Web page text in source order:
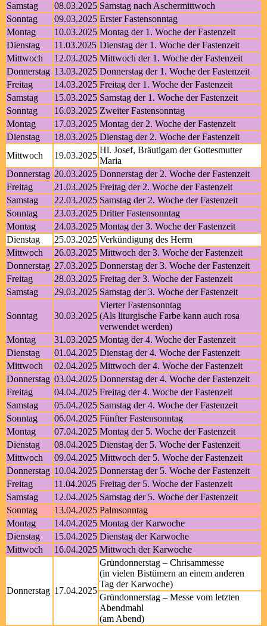
Samstag
08.03.2025 Samstag nach Aschermittwoch
Sonntag
09.03.2025 Erster Fastensonntag
Montag
10.03.2025 Montag der 1. Woche der Fastenzeit
Dienstag
11.03.2025 Dienstag der 1. Woche der Fastenzeit
Mittwoch
12.03.2025 Mittwoch der 1. Woche der Fastenzeit
Donnerstag 13.03.2025 Donnerstag der 1. Woche der Fastenzeit
Freitag
14.03.2025 Freitag der 1. Woche der Fastenzeit
Samstag
15.03.2025 Samstag der 1. Woche der Fastenzeit
Sonntag
16.03.2025 Zweiter Fastensonntag
Montag
17.03.2025 Montag der 2. Woche der Fastenzeit
Dienstag
18.03.2025 Dienstag der 2. Woche der Fastenzeit
Mittwoch
19.03.2025
Hl. Josef, Bräutigam der Gottesmutter
Maria
Donnerstag 20.03.2025 Donnerstag der 2. Woche der Fastenzeit
Freitag
21.03.2025 Freitag der 2. Woche der Fastenzeit
Samstag
22.03.2025 Samstag der 2. Woche der Fastenzeit
Sonntag
23.03.2025 Dritter Fastensonntag
Montag
24.03.2025 Montag der 3. Woche der Fastenzeit
Dienstag
25.03.2025 Verkündigung des Herrn
Mittwoch
26.03.2025 Mittwoch der 3. Woche der Fastenzeit
Donnerstag 27.03.2025 Donnerstag der 3. Woche der Fastenzeit
Freitag
28.03.2025 Freitag der 3. Woche der Fastenzeit
Samstag
29.03.2025 Samstag der 3. Woche der Fastenzeit
Sonntag 30.03.2025
Vierter Fastensonntag
(Als liturgische Farbe kann auch rosa
verwendet werden)
Montag
31.03.2025 Montag der 4. Woche der Fastenzeit
Dienstag
01.04.2025 Dienstag der 4. Woche der Fastenzeit
Mittwoch
02.04.2025 Mittwoch der 4. Woche der Fastenzeit
Donnerstag 03.04.2025 Donnerstag der 4. Woche der Fastenzeit
Freitag
04.04.2025 Freitag der 4. Woche der Fastenzeit
Samstag
05.04.2025 Samstag der 4. Woche der Fastenzeit
Sonntag
06.04.2025 Fünfter Fastensonntag
Montag
07.04.2025 Montag der 5. Woche der Fastenzeit
Dienstag
08.04.2025 Dienstag der 5. Woche der Fastenzeit
Mittwoch
09.04.2025 Mittwoch der 5. Woche der Fastenzeit
Donnerstag 10.04.2025 Donnerstag der 5. Woche der Fastenzeit
Freitag
11.04.2025 Freitag der 5. Woche der Fastenzeit
Samstag
12.04.2025 Samstag der 5. Woche der Fastenzeit
Sonntag
13.04.2025 Palmsonntag
Montag
14.04.2025 Montag der Karwoche
Dienstag
15.04.2025 Dienstag der Karwoche
Mittwoch
16.04.2025 Mittwoch der Karwoche
Donnerstag 17.04.2025
Gründonnerstag – Chrisammesse
(in vielen Bistümern an einem anderen
Tag der Karwoche)
Gründonnerstag – Messe vom letzten
Abendmahl
(am Abend)